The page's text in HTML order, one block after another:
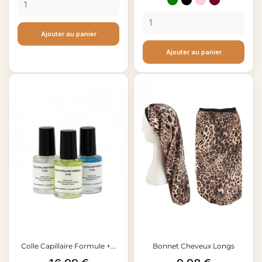
Ajouter au panier
base
VertNoirPinkRouge
Ajouter au panier
Colle Capillaire Formule +... Bonnet Cheveux Longs